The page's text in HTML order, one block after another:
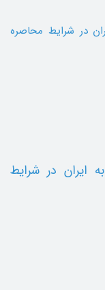
ایران در شرایط